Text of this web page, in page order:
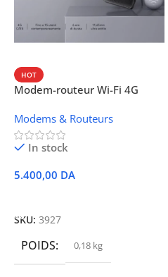
HOT
Modem-routeur Wi-Fi 4G
Modems & Routeurs
In stock
5.400,00 DA
SKU: 3927
POIDS 0,18 kg